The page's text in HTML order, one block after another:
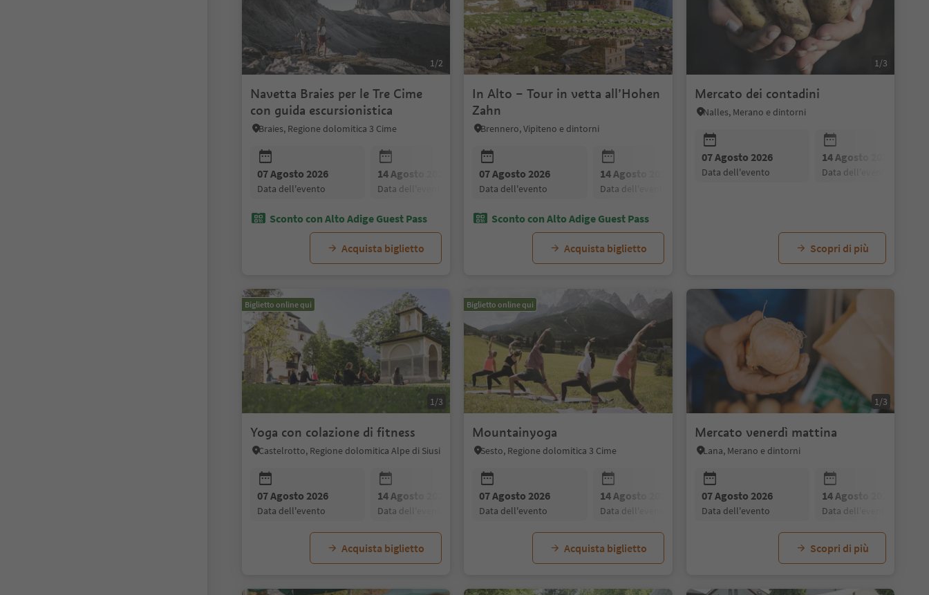
1/2
Navetta Braies per le Tre Cime
con guida escursionistica
Braies, Regione dolomitica 3 Cime
07 Agosto 2026
data dell'evento
14 Agosto 2026
data dell'evento
21 Agosto 2026
data dell'evento
28 Agosto 2026
data dell'evento
04 Settembre 2026
Sconto con Alto Adige Guest Pass
Acquista biglietto
In Alto – Tour in vetta all’Hohen
Zahn
Brennero, Vipiteno e dintorni
07 Agosto 2026
data dell'evento
14 Agosto 2026
data dell'evento
21 Agosto 2026 28 Agosto 2026
Sconto con Alto Adige Guest Pass
Acquista biglietto
1/3
Mercato dei contadini
Nalles, Merano e dintorni
07 Agosto 2026
data dell'evento
14 Agosto 2026
data dell'evento
Scopri di più
Biglietto online qui
1/3
Yoga con colazione di fitness
Castelrotto, Regione dolomitica Alpe di Siusi
07 Agosto 2026
data dell'evento
14 Agosto 2026
data dell'evento
21 Agosto 2026
data dell'evento
28 Agosto 2026
data dell'evento
04 Settembre 2026
data dell'evento
Acquista biglietto
Biglietto online qui
Mountainyoga
Sesto, Regione dolomitica 3 Cime
07 Agosto 2026
data dell'evento
14 Agosto 2026
data dell'evento
21 Agosto 2026
data dell'evento
28 Agosto 2026
data dell'evento
Acquista biglietto
1/3
Mercato venerdì mattina
Lana, Merano e dintorni
07 Agosto 2026
data dell'evento
14 Agosto 2026
data dell'evento
Scopri di più